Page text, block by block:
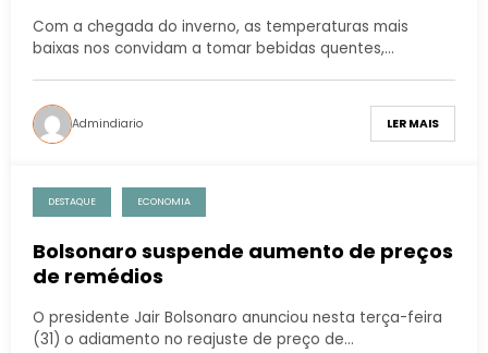
Com a chegada do inverno, as temperaturas mais
baixas nos convidam a tomar bebidas quentes,…
Admindiario LER MAIS
DESTAQUE ECONOMIA
Bolsonaro suspende aumento de preços
de remédios
O presidente Jair Bolsonaro anunciou nesta terça-feira
(31) o adiamento no reajuste de preço de…